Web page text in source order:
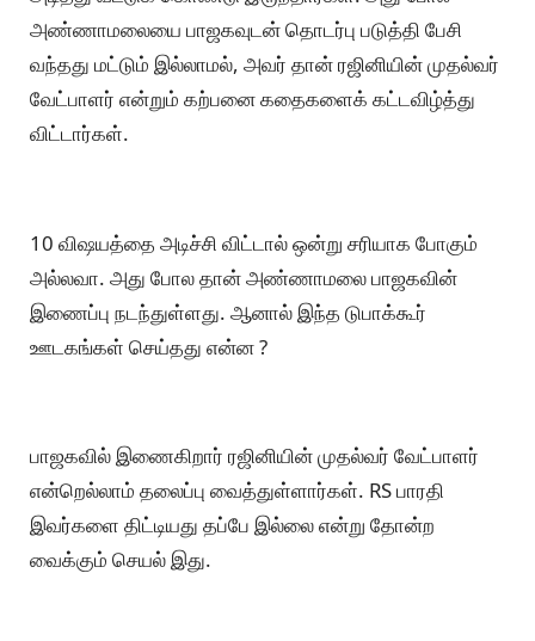
அண்ணாமலையை பாஜகவுடன் தொடர்பு படுத்தி பேசி
வந்தது மட்டும் இல்லாமல், அவர் தான் ரஜினியின் முதல்வர்
வேட்பாளர் என்றும் கற்பனை கதைகளைக் கட்டவிழ்த்து
விட்டார்கள்.
10 விஷயத்தை அடிச்சி விட்டால் ஒன்று சரியாக போகும்
அல்லவா. அது போல தான் அண்ணாமலை பாஜகவின்
இணைப்பு நடந்துள்ளது. ஆனால் இந்த டுபாக்கூர்
ஊடகங்கள் செய்தது என்ன ?
பாஜகவில் இணைகிறார் ரஜினியின் முதல்வர் வேட்பாளர்
என்றெல்லாம் தலைப்பு வைத்துள்ளார்கள். RS பாரதி
இவர்களை திட்டியது தப்பே இல்லை என்று தோன்ற
வைக்கும் செயல் இது.